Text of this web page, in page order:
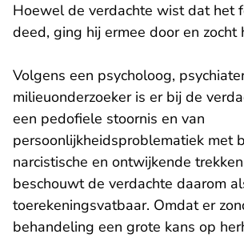
Hoewel de verdachte wist dat het
deed, ging hij ermee door en zocht
Volgens een psycholoog,
milieuonderzoeker is er bij de
een pedofiele stoornis en van
persoonlijkheidsproblematiek met
narcistische en ontwijkende
beschouwt de verdachte daarom
toerekeningsvatbaar. Omdat er
behandeling een grote kans op